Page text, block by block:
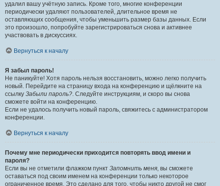
удалил вашу учётную запись. Кроме того, многие конференции
периодически удаляют пользователей, длительное время не
оставляющих сообщения, чтобы уменьшить размер базы данных. Если
это произошло, попробуйте зарегистрироваться снова и активнее
участвовать в дискуссиях.
Вернуться к началу
Я забыл пароль!
Не паникуйте! Хотя пароль нельзя восстановить, можно легко получить
новый. Перейдите на страницу входа на конференцию и щёлкните на
ссылку Забыли пароль?. Следуйте инструкциям, и скоро вы снова
сможете войти на конференцию.
Если не удалось получить новый пароль, свяжитесь с администратором
конференции.
Вернуться к началу
Почему мне периодически приходится повторять ввод имени и
пароля?
Если вы не отметили флажком пункт Запомнить меня, вы сможете
оставаться под своим именем на конференции только некоторое
ограниченное время. Это сделано для того, чтобы никто другой не смог